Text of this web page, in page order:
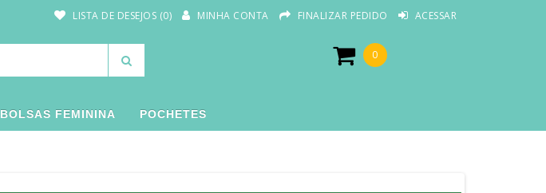
LISTA DE DESEJOS (0) MINHA CONTA FINALIZAR PEDIDO ACESSAR
0
BOLSAS FEMININA POCHETES